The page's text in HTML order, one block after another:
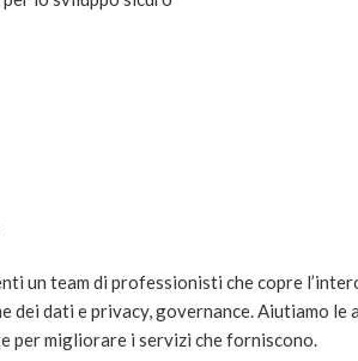
un team di professionisti che copre
dati e privacy, governance. Aiutiamo le
per migliorare i servizi che forniscono.